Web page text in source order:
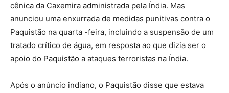
cênica da Caxemira administrada pela Índia. Mas
anunciou uma enxurrada de medidas punitivas contra o
Paquistão na quarta -feira, incluindo a suspensão de um
tratado crítico de água, em resposta ao que dizia ser o
apoio do Paquistão a ataques terroristas na Índia.
Após o anúncio indiano, o Paquistão disse que estava